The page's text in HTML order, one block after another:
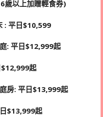
歲以上加贈輕食券)
: 平日$10,599
: 平日$12,999起
起
房: 平日$13,999起
$13,999起